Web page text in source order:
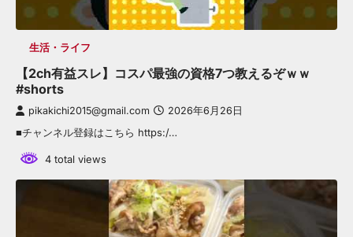
生活・ライフ
【2ch有益スレ】コスパ最強の資格7つ教えるぞｗｗ
#shorts
pikakichi2015@gmail.com 2026年6月26日
■チャンネル登録はこちら https:/…
4 total views